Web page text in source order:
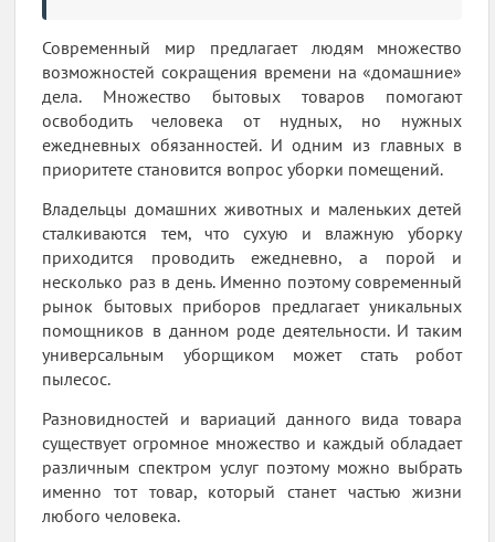
Современный мир предлагает людям множество
возможностей сокращения времени на «домашние»
дела. Множество бытовых товаров помогают
освободить человека от нудных, но нужных
ежедневных обязанностей. И одним из главных в
приоритете становится вопрос уборки помещений.
Владельцы домашних животных и маленьких детей
сталкиваются тем, что сухую и влажную уборку
приходится проводить ежедневно, а порой и
несколько раз в день. Именно поэтому современный
рынок бытовых приборов предлагает уникальных
помощников в данном роде деятельности. И таким
универсальным уборщиком может стать робот
пылесос.
Разновидностей и вариаций данного вида товара
существует огромное множество и каждый обладает
различным спектром услуг поэтому можно выбрать
именно тот товар, который станет частью жизни
любого человека.